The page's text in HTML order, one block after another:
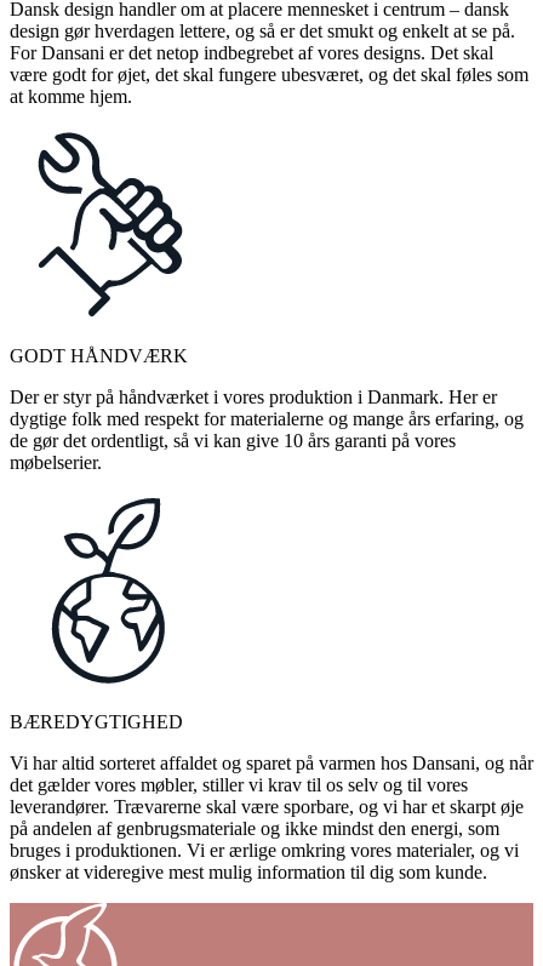
Dansk design handler om at placere mennesket i centrum – dansk
design gør hverdagen lettere, og så er det smukt og enkelt at se på.
For Dansani er det netop indbegrebet af vores designs. Det skal
være godt for øjet, det skal fungere ubesværet, og det skal føles som
at komme hjem.
GODT HÅNDVÆRK
Der er styr på håndværket i vores produktion i Danmark. Her er
dygtige folk med respekt for materialerne og mange års erfaring, og
de gør det ordentligt, så vi kan give 10 års garanti på vores
møbelserier.
BÆREDYGTIGHED
Vi har altid sorteret affaldet og sparet på varmen hos Dansani, og når
det gælder vores møbler, stiller vi krav til os selv og til vores
leverandører. Trævarerne skal være sporbare, og vi har et skarpt øje
på andelen af genbrugsmateriale og ikke mindst den energi, som
bruges i produktionen. Vi er ærlige omkring vores materialer, og vi
ønsker at videregive mest mulig information til dig som kunde.